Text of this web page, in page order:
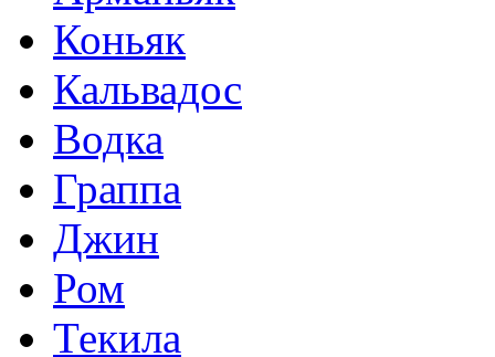
Коньяк
Кальвадос
Водка
Граппа
Джин
Ром
Текила